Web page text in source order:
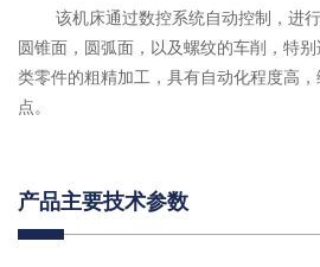
该机床通过数控系统自动控制，进
圆锥面，圆弧面，以及螺纹的车削，特
类零件的粗精加工，具有自动化程度高
点。
产品主要技术参数